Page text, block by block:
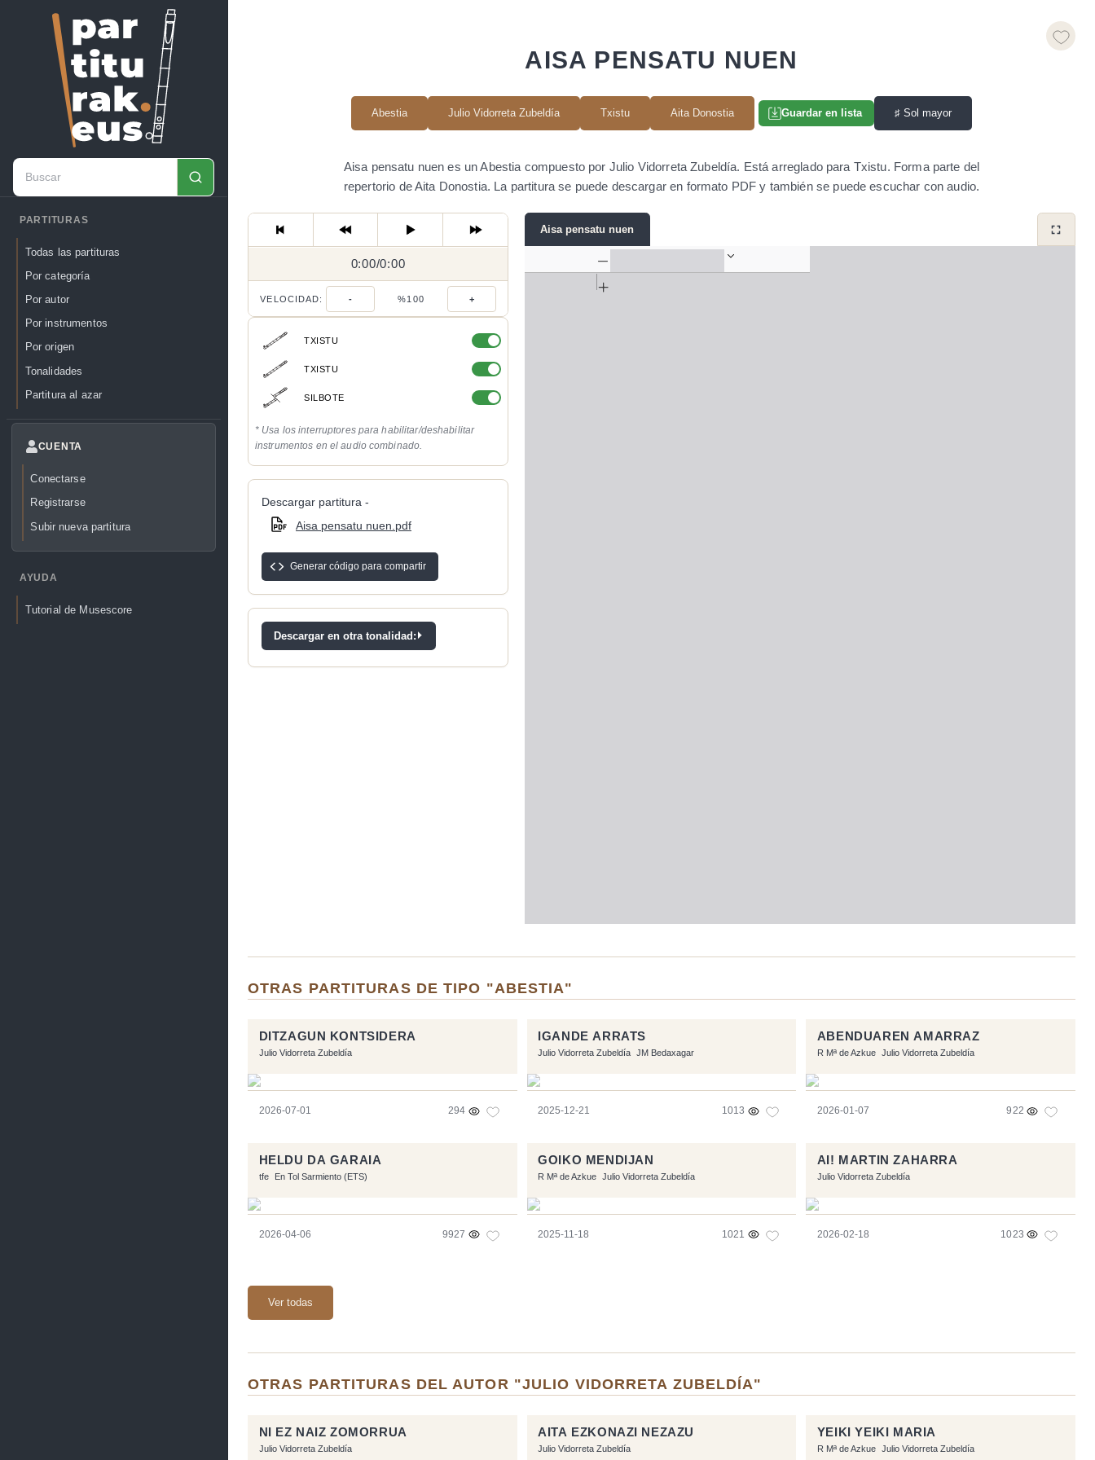
PARTITURAS
Todas las partituras
Por categoría
Por autor
Por instrumentos
Por origen
Tonalidades
Partitura al azar
CUENTA
Conectarse
Registrarse
Subir nueva partitura
AYUDA
Tutorial de Musescore
AISA PENSATU NUEN
Abestia Julio Vidorreta Zubeldía Txistu Aita Donostia Guardar en lista ♯Sol mayor
Aisa pensatu nuen es un Abestia compuesto por Julio Vidorreta Zubeldía. Está arreglado para Txistu. Forma parte del
repertorio de Aita Donostia. La partitura se puede descargar en formato PDF y también se puede escuchar con audio.
0:00/
0:00/0:00
VELOCIDAD: - %100 +
TXISTU
TXISTU
SILBOTE
* Usa los interruptores para habilitar/deshabilitar
instrumentos en el audio combinado.
Descargar partitura -
Aisa pensatu nuen.pdf
Generar código para compartir
Descargar en otra tonalidad:
Aisa pensatu nuen
OTRAS PARTITURAS DE TIPO "ABESTIA"
DITZAGUN KONTSIDERA
Julio Vidorreta Zubeldía
2026-07-01 294
IGANDE ARRATS
Julio Vidorreta Zubeldía JM Bedaxagar
2025-12-21 1013
ABENDUAREN AMARRAZ
R Mª de Azkue Julio Vidorreta Zubeldía
2026-01-07 922
HELDU DA GARAIA
tfe En Tol Sarmiento (ETS)
2026-04-06 9927
GOIKO MENDIJAN
R Mª de Azkue Julio Vidorreta Zubeldía
2025-11-18 1021
AI! MARTIN ZAHARRA
Julio Vidorreta Zubeldía
2026-02-18 1023
Ver todas
OTRAS PARTITURAS DEL AUTOR "JULIO VIDORRETA ZUBELDÍA"
NI EZ NAIZ ZOMORRUA
Julio Vidorreta Zubeldía
AITA EZKONAZI NEZAZU
Julio Vidorreta Zubeldía
YEIKI YEIKI MARIA
R Mª de Azkue Julio Vidorreta Zubeldía